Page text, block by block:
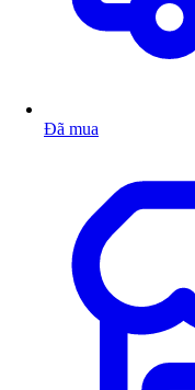
Đã mua